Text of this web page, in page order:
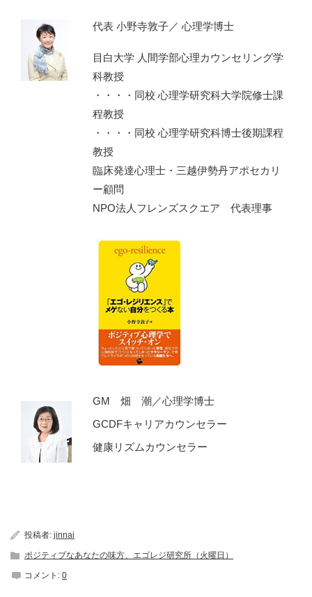
代表 小野寺敦子／ 心理学博士
目白大学 人間学部心理カウンセリング学
科教授
・・・・同校 心理学研究科大学院修士課
程教授
・・・・同校 心理学研究科博士後期課程
教授
臨床発達心理士・三越伊勢丹アポセカリ
ー顧問
NPO法人フレンズスクエア 代表理事
GM 畑 潮／心理学博士
GCDFキャリアカウンセラー
健康リズムカウンセラー
投稿者: jinnai
ポジティブなあなたの味方、エゴレジ研究所（火曜日）
コメント: 0